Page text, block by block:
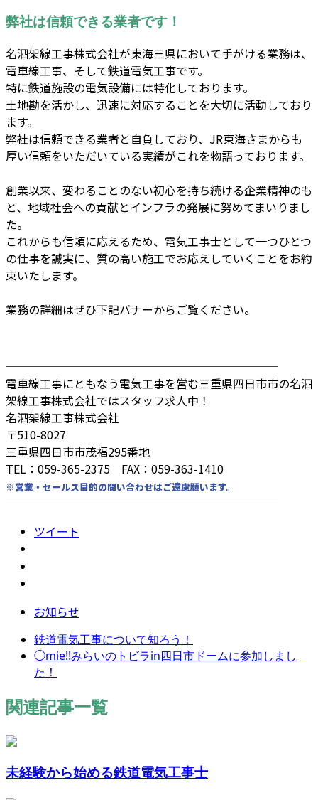
弊社は信頼できる業者です！
名泗架線工事株式会社が東海三県において手がける業務は、
電車線工事、そして鉄道電気工事です。
特に鉄道施設の電気設備には特化しております。
土地勘を活かし、迅速に対応することを大切に活動しており
ます。
弊社は信頼できる業者と自負しており、JR東海さまからも
厚い信頼をいただいている実績がこれを物語っております。
創業以来、変わることのない初心を持ち続ける企業精神のも
と、地域社会への貢献とインフラの発展に努めてまいりまし
た。
これからも信頼に応えるため、電気工事士として一つひとつ
の仕事を誠実に、質の高い施工でお応えしていくことをお約
束いたします。
業務の詳細はぜひ下記バナーからご覧ください。
────────────────────────
電車線工事にともなう電気工事を営む三重県四日市市の名泗
架線工事株式会社ではスタッフ求人中！
名泗架線工事株式会社
〒510-8027
三重県四日市市茂福295番地
TEL：059-365-2375 FAX：059-363-1410
※営業・セールス目的の問い合わせはご遠慮願います。
────────────────────────
ツイート
お知らせ
鉄道電気工事について知ろう！
◯mie!!みらいのトビラin四日市ドームに参加しまし
た！
関連記事一覧
未経験から始める鉄道電気工事士